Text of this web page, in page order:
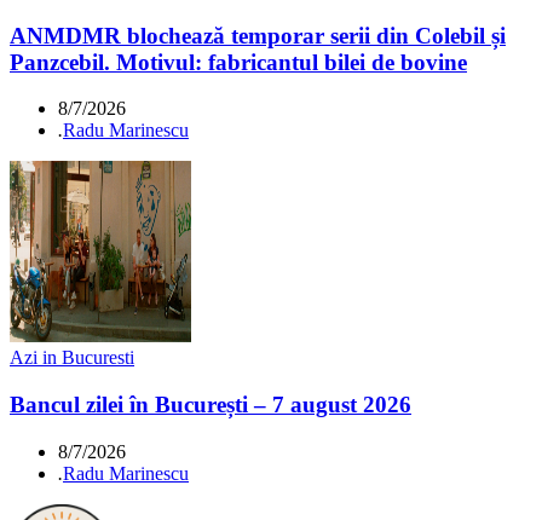
ANMDMR blochează temporar serii din Colebil și
Panzcebil. Motivul: fabricantul bilei de bovine
8/7/2026
.Radu Marinescu
Azi in Bucuresti
Bancul zilei în București – 7 august 2026
8/7/2026
.Radu Marinescu